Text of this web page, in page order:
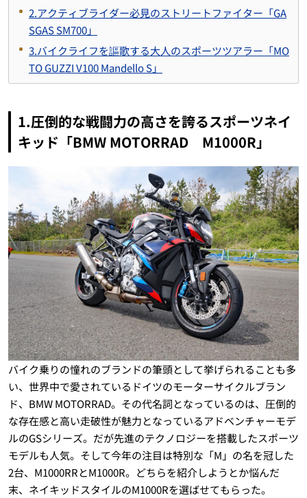
2.アクティブライダー必見のストリートファイター「GA
SGAS SM700」
3.バイクライフを謳歌する大人のスポーツツアラー「MO
TO GUZZI V100 Mandello S」
1.圧倒的な戦闘力の高さを誇るスポーツネイ
キッド「BMW MOTORRAD M1000R」
バイク乗りの憧れのブランドの筆頭として挙げられることも多
い、世界中で愛されているドイツのモーターサイクルブラン
ド、BMW MOTORRAD。その代名詞となっているのは、圧倒的
な存在感と高い走破性が魅力となっているアドベンチャーモデ
ルのGSシリーズ。だが先進のテクノロジーを搭載したスポーツ
モデルも人気。そして今年の注目は特別な「M」の名を冠した
2台、M1000RRとM1000R。どちらを紹介しようとか悩んだ
末、ネイキッドスタイルのM1000Rを選ばせてもらった。